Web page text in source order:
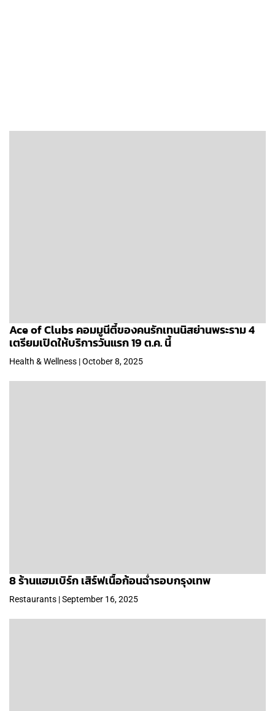
Ace of Clubs คอมมูนีตี้ของคนรักเทนนิสย่านพระราม 4
เตรียมเปิดให้บริการวันแรก 19 ต.ค. นี้
Health & Wellness | October 8, 2025
8 ร้านแฮมเบิร์ก เสิร์ฟเนื้อก้อนฉ่ำรอบกรุงเทพ
Restaurants | September 16, 2025